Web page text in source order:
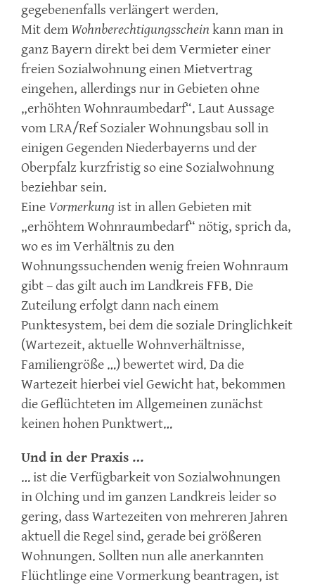
gegebenenfalls verlängert werden.
Mit dem Wohnberechtigungsscheinkann man in
ganz Bayern direkt bei dem Vermieter einer
freien Sozialwohnung einen Mietvertrag
eingehen, allerdings nur in Gebieten ohne
„erhöhten Wohnraumbedarf“. Laut Aussage
vom LRA/Ref Sozialer Wohnungsbau soll in
einigen Gegenden Niederbayerns und der
Oberpfalz kurzfristig so eine Sozialwohnung
beziehbar sein.
Eine Vormerkungist in allen Gebieten mit
„erhöhtem Wohnraumbedarf“ nötig, sprich da,
wo es im Verhältnis zu den
Wohnungssuchenden wenig freien Wohnraum
gibt – das gilt auch im Landkreis FFB. Die
Zuteilung erfolgt dann nach einem
Punktesystem, bei dem die soziale Dringlichkeit
(Wartezeit, aktuelle Wohnverhältnisse,
Familiengröße …) bewertet wird. Da die
Wartezeit hierbei viel Gewicht hat, bekommen
die Geflüchteten im Allgemeinen zunächst
keinen hohen Punktwert…
Und in der Praxis …
… ist die Verfügbarkeit von Sozialwohnungen
in Olching und im ganzen Landkreis leider so
gering, dass Wartezeiten von mehreren Jahren
aktuell die Regel sind, gerade bei größeren
Wohnungen. Sollten nun alle anerkannten
Flüchtlinge eine Vormerkung beantragen, ist